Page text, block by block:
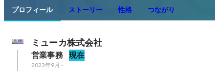
プロフィール ストーリー 性格 つながり
ミューカ株式会社
営業事務 現在
2023年9月 -